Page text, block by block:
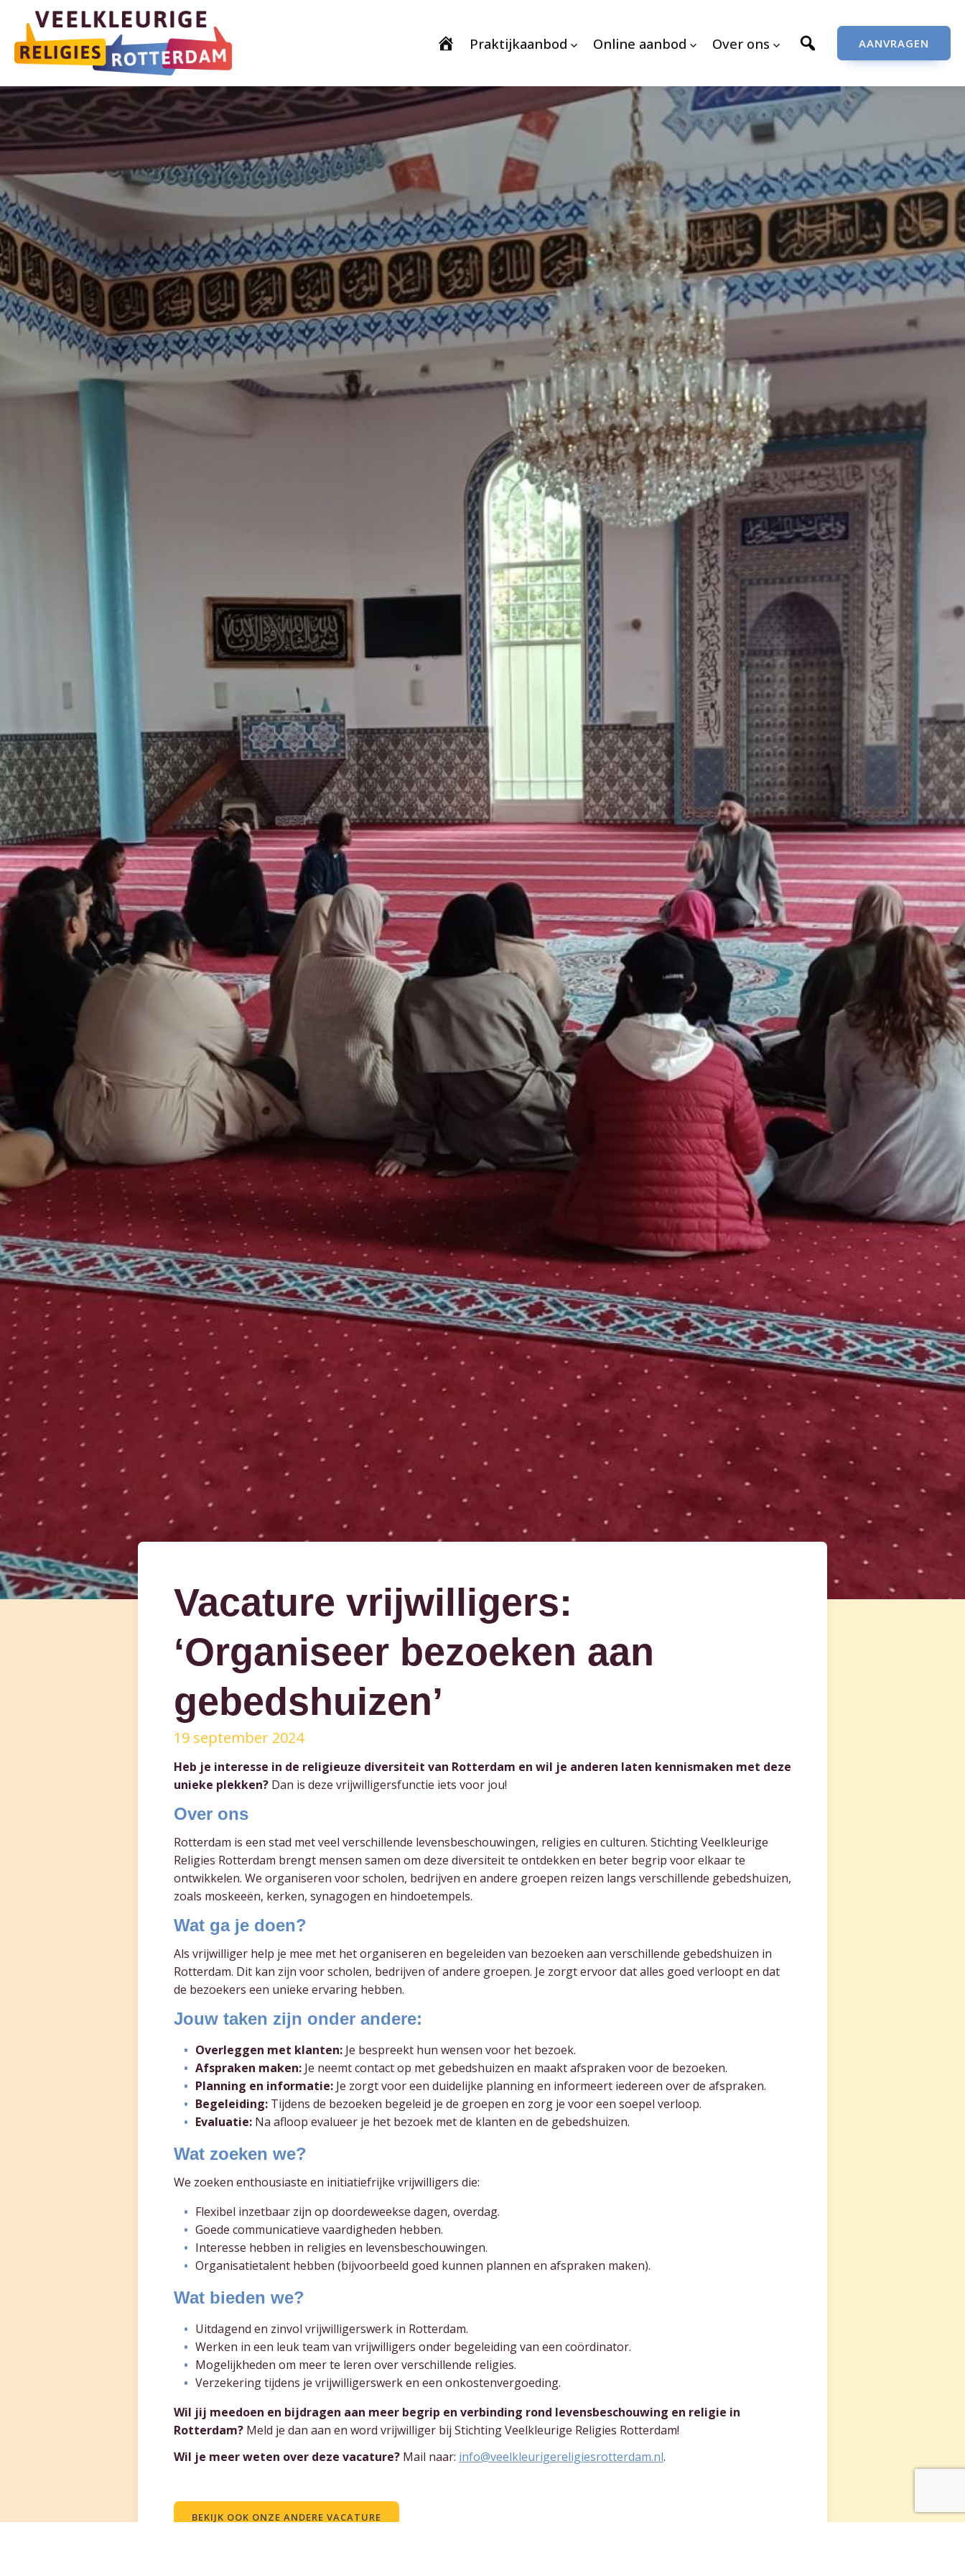
Praktijkaanbod Online aanbod Over ons AANVRAGEN
Vacature vrijwilligers:
‘Organiseer bezoeken aan
gebedshuizen’
19 september 2024
Heb je interesse in de religieuze diversiteit van Rotterdam en wil je anderen laten kennismaken met deze
unieke plekken? Dan is deze vrijwilligersfunctie iets voor jou!
Over ons
Rotterdam is een stad met veel verschillende levensbeschouwingen, religies en culturen. Stichting Veelkleurige
Religies Rotterdam brengt mensen samen om deze diversiteit te ontdekken en beter begrip voor elkaar te
ontwikkelen. We organiseren voor scholen, bedrijven en andere groepen reizen langs verschillende gebedshuizen,
zoals moskeeën, kerken, synagogen en hindoetempels.
Wat ga je doen?
Als vrijwilliger help je mee met het organiseren en begeleiden van bezoeken aan verschillende gebedshuizen in
Rotterdam. Dit kan zijn voor scholen, bedrijven of andere groepen. Je zorgt ervoor dat alles goed verloopt en dat
de bezoekers een unieke ervaring hebben.
Jouw taken zijn onder andere:
Overleggen met klanten: Je bespreekt hun wensen voor het bezoek.
Afspraken maken: Je neemt contact op met gebedshuizen en maakt afspraken voor de bezoeken.
Planning en informatie: Je zorgt voor een duidelijke planning en informeert iedereen over de afspraken.
Begeleiding: Tijdens de bezoeken begeleid je de groepen en zorg je voor een soepel verloop.
Evaluatie: Na afloop evalueer je het bezoek met de klanten en de gebedshuizen.
Wat zoeken we?
We zoeken enthousiaste en initiatiefrijke vrijwilligers die:
Flexibel inzetbaar zijn op doordeweekse dagen, overdag.
Goede communicatieve vaardigheden hebben.
Interesse hebben in religies en levensbeschouwingen.
Organisatietalent hebben (bijvoorbeeld goed kunnen plannen en afspraken maken).
Wat bieden we?
Uitdagend en zinvol vrijwilligerswerk in Rotterdam.
Werken in een leuk team van vrijwilligers onder begeleiding van een coördinator.
Mogelijkheden om meer te leren over verschillende religies.
Verzekering tijdens je vrijwilligerswerk en een onkostenvergoeding.
Wil jij meedoen en bijdragen aan meer begrip en verbinding rond levensbeschouwing en religie in
Rotterdam? Meld je dan aan en word vrijwilliger bij Stichting Veelkleurige Religies Rotterdam!
Wil je meer weten over deze vacature? Mail naar: info@veelkleurigereligiesrotterdam.nl.
BEKIJK OOK ONZE ANDERE VACATURE